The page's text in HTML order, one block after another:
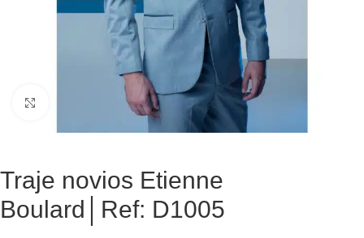
Clic para ampliar
Traje novios Etienne
Boulard│Ref: D1005